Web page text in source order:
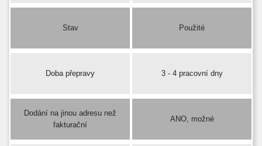
Stav Použité
Doba přepravy 3 - 4 pracovní dny
Dodání na jinou adresu než
fakturační
ANO, možné